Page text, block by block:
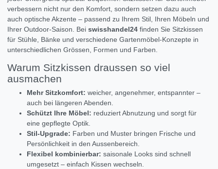
verbessern nicht nur den Komfort, sondern setzen dazu auch
auch optische Akzente – passend zu Ihrem Stil, Ihren Möbeln und
Ihrer Outdoor-Saison. Bei swisshandel24 finden Sie Sitzkissen
für Stühle, Bänke und verschiedene Gartenmöbel-Konzepte in
unterschiedlichen Grössen, Formen und Farben.
Warum Sitzkissen draussen so viel
ausmachen
Mehr Sitzkomfort: weicher, angenehmer, entspannter –
auch bei längeren Abenden.
Schützt Ihre Möbel: reduziert Abnutzung und sorgt für
eine gepflegte Optik.
Stil-Upgrade: Farben und Muster bringen Frische und
Persönlichkeit in den Aussenbereich.
Flexibel kombinierbar: saisonale Looks sind schnell
umgesetzt – einfach Kissen wechseln.